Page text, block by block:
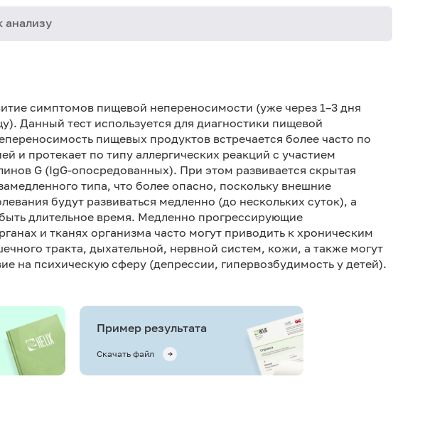
анализу
симптомов пищевой непереносимости (уже через 1–3 дня
Данный тест используется для диагностики пищевой
пищевых продуктов встречается более часто по
и протекает по типу аллергических реакций с участием
G (IgG-опосредованных). При этом развивается скрытая
типа, что более опасно, поскольку внешние
будут развиваться медленно (до нескольких суток), а
длительное время. Медленно прогрессирующие
и тканях организма часто могут приводить к хроническим
тракта, дыхательной, нервной систем, кожи, а также могут
на психическую сферу (депрессии, гипервозбудимость у детей).
Пример результата
Скачать файл
Не